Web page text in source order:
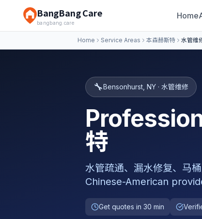
BangBang Care
bangbang.care
Home
Home Service Areas 本森赫斯特 水管维
🔧Bensonhurst NY · 水管维修
特
水管疏通、漏水修复、马
Chinese-American
Get quotes in 30 min